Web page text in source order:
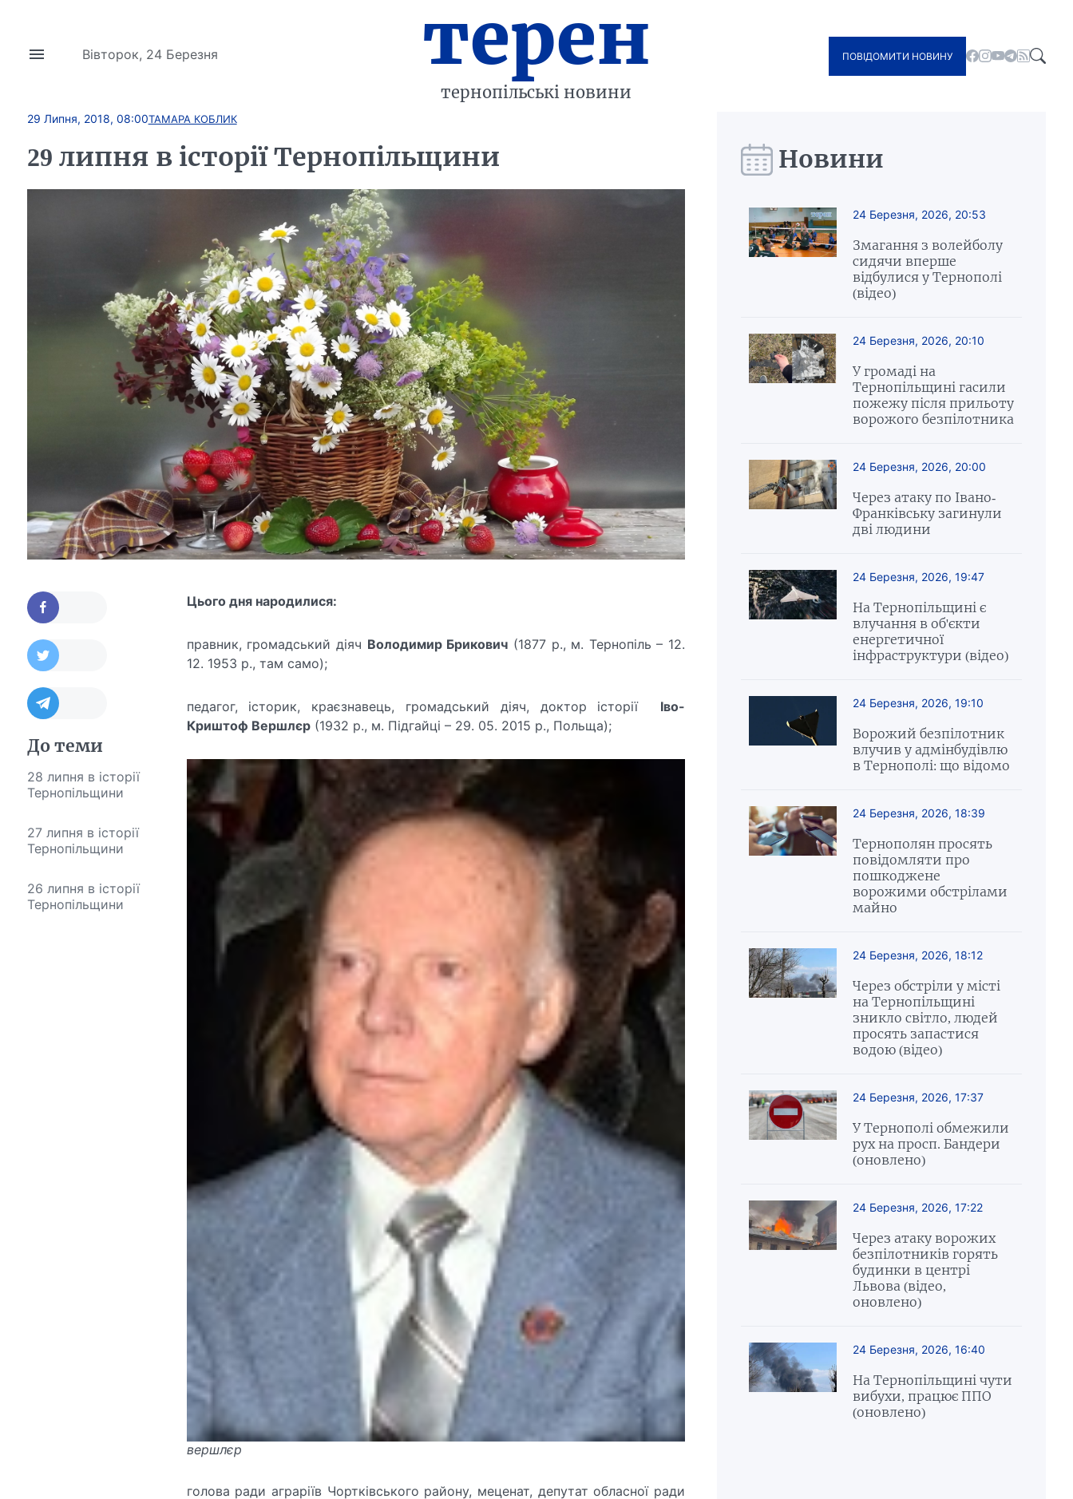
Вівторок, 24 Березня терен
тернопільські новини
ПОВІДОМИТИ НОВИНУ
29 Липня, 2018, 08:00ТАМАРА КОБЛИК
29 липня в історії Тернопільщини
До теми
28 липня в історії
Тернопільщини
27 липня в історії
Тернопільщини
26 липня в історії
Тернопільщини
Цього дня народилися:
правник, громадський діяч Володимир Брикович (1877 р., м. Тернопіль – 12.
12. 1953 р., там само);
педагог, історик, краєзна­вець, громадський діяч, доктор історії Іво-
Криштоф Вершлєр(1932 р., м. Підгайці – 29. 05. 2015 р., Польща);
вершлєр
голова ради аграріїв Чортківського району, меценат, депутат обласної ради
Новини
24 Березня, 2026, 20:53
Змагання з волейболу
сидячи вперше
відбулися у Тернополі
(відео)
24 Березня, 2026, 20:10
У громаді на
Тернопільщині гасили
пожежу після прильоту
ворожого безпілотника
24 Березня, 2026, 20:00
Через атаку по Івано-
Франківську загинули
дві людини
24 Березня, 2026, 19:47
На Тернопільщині є
влучання в об'єкти
енергетичної
інфраструктури (відео)
24 Березня, 2026, 19:10
Ворожий безпілотник
влучив у адмінбудівлю
в Тернополі: що відомо
24 Березня, 2026, 18:39
Тернополян просять
повідомляти про
пошкоджене
ворожими обстрілами
майно
24 Березня, 2026, 18:12
Через обстріли у місті
на Тернопільщині
зникло світло, людей
просять запастися
водою (відео)
24 Березня, 2026, 17:37
У Тернополі обмежили
рух на просп. Бандери
(оновлено)
24 Березня, 2026, 17:22
Через атаку ворожих
безпілотників горять
будинки в центрі
Львова (відео,
оновлено)
24 Березня, 2026, 16:40
На Тернопільщині чути
вибухи, працює ППО
(оновлено)